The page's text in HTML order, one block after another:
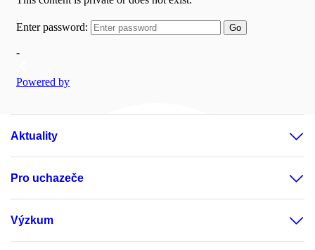
Aktuality
Pro uchazeče
Výzkum